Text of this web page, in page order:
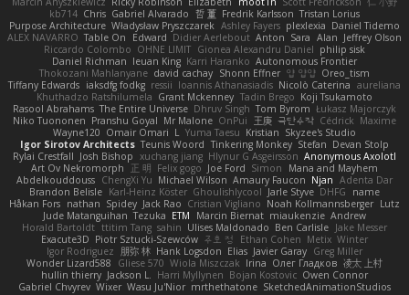
kb714 Chris Gabriel Alvarado 哲 董 Fredrik Karlsson Tristan Lorius
Purpose Architecture Władysław Pryszczarek Ashley Fayers plexlexia Daniel Tidemo
ALEX NAVARRO Table On Edward Didier Aerlebout Anton Sara Alan Jeffrey Olson
Riccardo Colombo OHNE LIMIT Gionea Alexandru Daniel philip sisk
Daniel Richman Ieuan King Karri Haranko Autonomous Frontier
Thokozani Mahlanyane david cachay Shonn Effner 얍 얍얍 Oreo_tism
Tiffany Edwards iaksdfg fodkg ressii Ioannis Athanasiadis Nicolò Caterina aureliana
Khuthadzo Ratshilumela Grant Mckenney Tadin Brego Koji Tsukamoto
Rasool Abrahams The Entire Universe Dhruv Singh Tom Byrom Łukasz Majorczyk
Niko Tuononen Pranshu Goyal Mr Malone OnPui 王庚 극단수작 Cédrick Maxime
Wayne120 Omair Omari L Yuma Taesu Kristian Skyzee's Studio
Igor Sirotov Architects Teunis Woord Tinkering Monkey Stefan Devan Stolp
Rylai Crestfall Josh Bishop xuchang jiang Hlynur G Asgeirsson Anonymous Axolotl
Art Ov Nekromorph
正 明 Felix gogo Joe Ford Simon
Mana and Mayhem
Abdelkouddouss ChengXi Yu Michael Wilson Amaury Faucon Njan Adenta Dar
Brandon Belisle Karl-Heinz Köster Ghoulishlycool Jarle Styve DHFG
name
Håkan Fors nathan Spidey Jack Rao Cristian Vigliano Noah Kollmannsberger Lutz
Jude Matanguihan Tezuka ETM Marcin Biernat miaukenzie Andrew
Horald Bartoldt ttitim Tang sahin Ulises Maldonado Ben Carlisle Jake Messer
Exacute3D Piotr Sztucki-Szewców 주호 정 Ethan Cohen Metix Winter
Igor Rodriguez 朋弥 林 Hank Logsdon Elias Javier Garay Greg Miller
Wonder Lizard588
Gliese 570 Wiola Miszczak Irina Олег Гладков 凌太 上村
hullin thierry Jackson L. Harri Myllynen Bojan Kostovic Owen Connor
Gabriel Chvyrev Wixer Wasu Ju'Nior mrthethatone SketchedAnimationStudios